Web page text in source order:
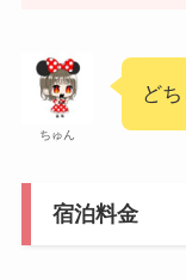
ちゅん
ど
宿泊料金